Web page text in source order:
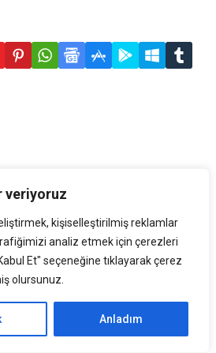
veriyoruz
kişiselleştirilmiş reklamlar
analiz etmek için çerezleri
Et" seçeneğine tıklayarak çerez
olursunuz.
Anladım